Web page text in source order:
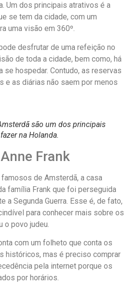
Um dos principais atrativos é a
se tem da cidade, com um
uma visão em 360º.
desfrutar de uma refeição no
de toda a cidade, bem como, há
se hospedar. Contudo, as reservas
e as diárias não saem por menos
são um dos principais
na Holanda.
Frank
de Amsterdã, a casa
família Frank que foi perseguida
a Segunda Guerra. Esse é, de fato,
para conhecer mais sobre os
o povo judeu.
com um folheto que conta os
históricos, mas é preciso comprar
pela internet porque os
por horários.